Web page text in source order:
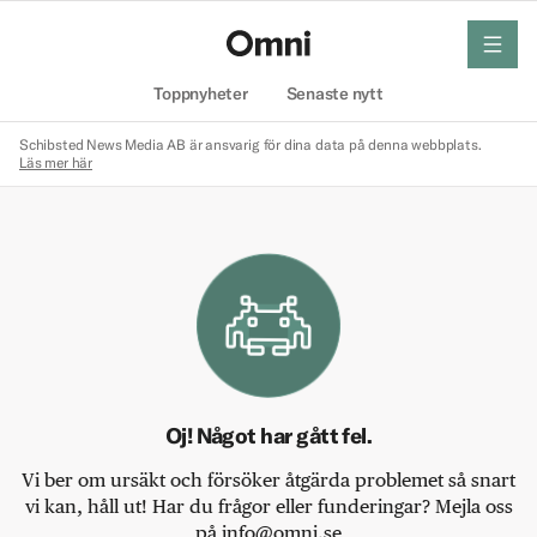
Toppnyheter Senaste nytt
meny
Schibsted News Media AB är ansvarig för dina data på denna webbplats.
Läs mer här
Oj! Något har gått fel.
Vi ber om ursäkt och försöker åtgärda problemet så snart
vi kan, håll ut! Har du frågor eller funderingar? Mejla oss